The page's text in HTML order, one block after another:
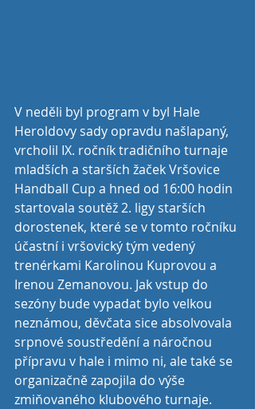
V neděli byl program v byl Hale
Heroldovy sady opravdu našlapaný,
vrcholil IX. ročník tradičního turnaje
mladších a starších žaček Vršovice
Handball Cup a hned od 16:00 hodin
startovala soutěž 2. ligy starších
dorostenek, které se v tomto ročníku
účastní i vršovický tým vedený
trenérkami Karolinou Kuprovou a
Irenou Zemanovou. Jak vstup do
sezóny bude vypadat bylo velkou
neznámou, děvčata sice absolvovala
srpnové soustředění a náročnou
přípravu v hale i mimo ni, ale také se
organizačně zapojila do výše
zmiňovaného klubového turnaje.